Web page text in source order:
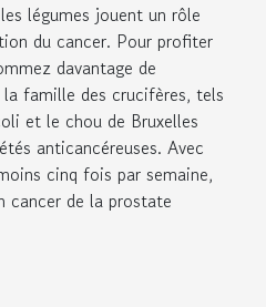
légumes jouent un rôle
du cancer. Pour profiter
davantage de
famille des crucifères, tels
et le chou de Bruxelles
anticancéreuses. Avec
cinq fois par semaine,
cancer de la prostate